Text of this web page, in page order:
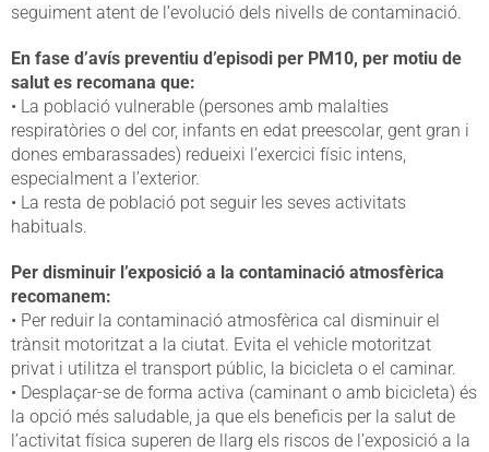
seguiment atent de l’evolució dels nivells de contaminació.
En fase d’avís preventiu d’episodi per PM10, per motiu de
salut es recomana que:
• La població vulnerable (persones amb malalties
respiratòries o del cor, infants en edat preescolar, gent gran i
dones embarassades) redueixi l’exercici físic intens,
especialment a l’exterior.
• La resta de població pot seguir les seves activitats
habituals.
Per disminuir l’exposició a la contaminació atmosfèrica
recomanem:
• Per reduir la contaminació atmosfèrica cal disminuir el
trànsit motoritzat a la ciutat. Evita el vehicle motoritzat
privat i utilitza el transport públic, la bicicleta o el caminar.
• Desplaçar-se de forma activa (caminant o amb bicicleta) és
la opció més saludable, ja que els beneficis per la salut de
l’activitat física superen de llarg els riscos de l’exposició a la